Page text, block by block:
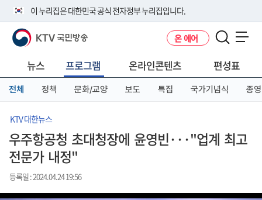
이 누리집은 대한민국 공식 전자정부 누리집입니다.
공식 누리집 주소 확인하기
니다.
이밖에 or.kr 또는 .kr등 다른 도메인 주소를 사용하고 있다면 아래 URL에
서 도메인 주소를 확인해 보세요
KTV 국민방송 온 에어
뉴스 프로그램 온라인콘텐츠 편성표
전체 정책 문화/교양 보도 특집 국가기념식 종영
KTV 대한뉴스
우주항공청 초대청장에 윤영빈···"업계 최고
전문가 내정"
등록일 : 2024.04.24 19:56